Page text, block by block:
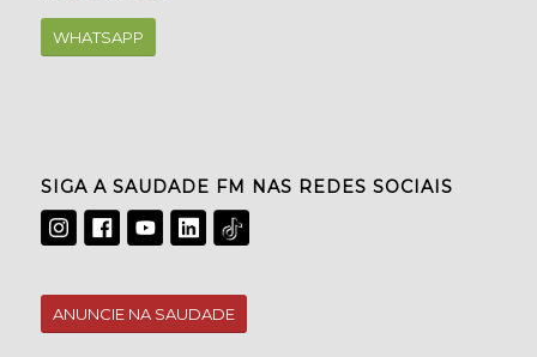
WHATSAPP
SIGA A SAUDADE FM NAS REDES SOCIAIS
ANUNCIE NA SAUDADE